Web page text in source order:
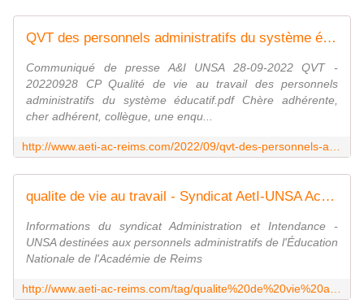
QVT des personnels administratifs du système éducatif : des ministres à l'écoute pour un budget 2023 à l'épreuve des faits - Syndicat AetI-UNSA Académie Reims
Communiqué de presse A&I UNSA 28-09-2022 QVT -
20220928 CP Qualité de vie au travail des personnels
administratifs du système éducatif.pdf Chère adhérente,
cher adhérent, collègue, une enqu...
qualite de vie au travail - Syndicat AetI-UNSA Académie Reims
Informations du syndicat Administration et Intendance -
UNSA destinées aux personnels administratifs de l'Éducation
Nationale de l'Académie de Reims